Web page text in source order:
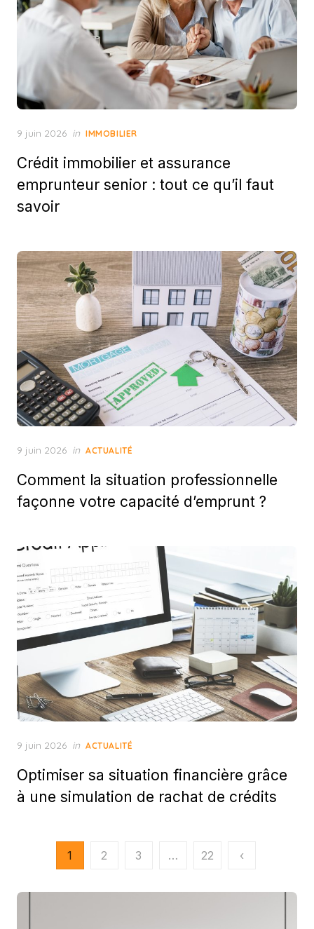
Posted
9 juin 2026 in IMMOBILIER
Crédit immobilier et assurance
emprunteur senior : tout ce qu’il faut
savoir
Posted
9 juin 2026 in ACTUALITÉ
Comment la situation professionnelle
façonne votre capacité d’emprunt ?
Posted
9 juin 2026 in ACTUALITÉ
Optimiser sa situation financière grâce
à une simulation de rachat de crédits
Pagination
1 2 3 … 22 ‹